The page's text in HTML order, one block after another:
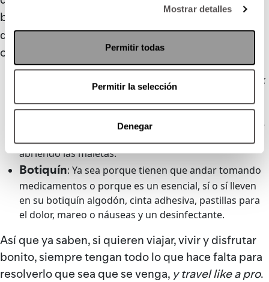
Mostrar detalles
Permitir todas
Permitir la selección
Denegar
beneficios que tiene
Universal Assistanceen más
de 21 países entrando auniversal-assistance.com
o llamando al 800 123 1876.
: Aunque ustedes no lo crean, un gran
hack
aeropuerto o la bolsa de mano, es buenísimo cargar
con un candado aprobado por la TSA, y más si su viaje
abriendo las maletas.
Botiquín: Ya sea porque tienen que andar tomando
medicamentos o porque es un esencial, sí o sí lleven
en su botiquín algodón, cinta adhesiva, pastillas para
el dolor, mareo o náuseas y un desinfectante.
Así que ya saben, si quieren viajar, vivir y disfrutar
bonito, siempre tengan todo lo que hace falta para
resolverlo que sea que se venga, y travel like a pro.